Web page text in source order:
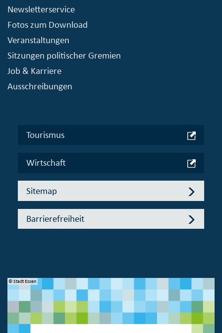
Newsletterservice
Fotos zum Download
Veranstaltungen
Sitzungen politischer Gremien
Job & Karriere
Ausschreibungen
Tourismus
Wirtschaft
Sitemap
Barrierefreiheit
© Stadt Essen